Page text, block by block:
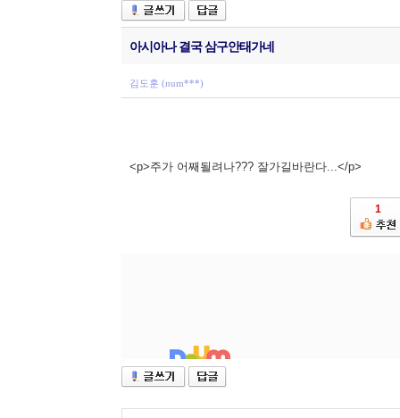
아시아나 결국 삼구안태가네
김도훈 (num***)
<p>주가 어째될려나??? 잘가길바란다...</p>
1